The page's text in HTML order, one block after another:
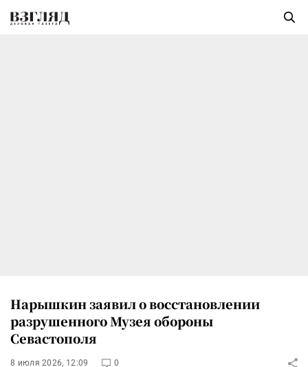
Нарышкин заявил о восстановлении
разрушенного Музея обороны
Севастополя
8 июля 2026, 12:09 0